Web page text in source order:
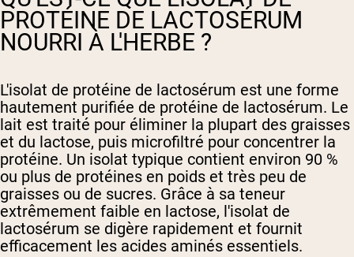
PROTÉINE DE LACTOSÉRUM
NOURRI À L'HERBE ?
L'isolat de protéine de lactosérum est une forme
hautement purifiée de protéine de lactosérum. Le
lait est traité pour éliminer la plupart des graisses
et du lactose, puis microfiltré pour concentrer la
protéine. Un isolat typique contient environ 90 %
ou plus de protéines en poids et très peu de
graisses ou de sucres. Grâce à sa teneur
extrêmement faible en lactose, l'isolat de
lactosérum se digère rapidement et fournit
efficacement les acides aminés essentiels.